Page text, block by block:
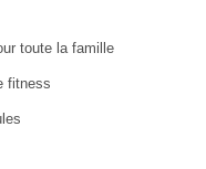
toute la famille
fitness